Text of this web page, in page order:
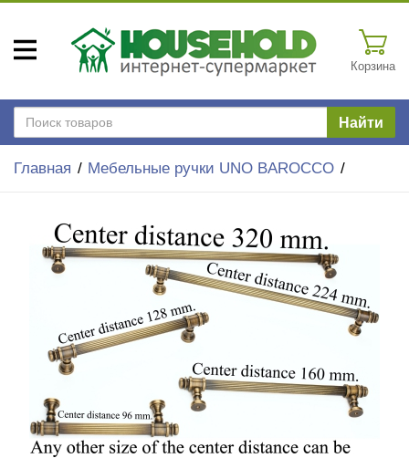
Корзина
Найти
Главная Мебельные ручки UNO BAROCCO